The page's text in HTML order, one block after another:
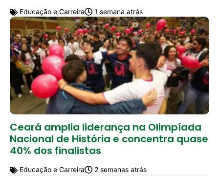
Educação e Carreira 1 semana atrás
Ceará amplia liderança na Olimpíada
Nacional de História e concentra quase
40% dos finalistas
Educação e Carreira 2 semanas atrás